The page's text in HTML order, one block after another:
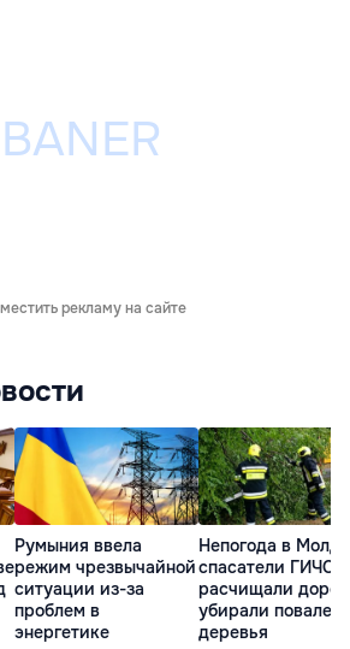
рекламу на сайте
Румыния ввела
режим чрезвычайной
ситуации из-за
проблем в
энергетике
Непогода в
спасатели ГИЧС
расчищали
убирали
деревья